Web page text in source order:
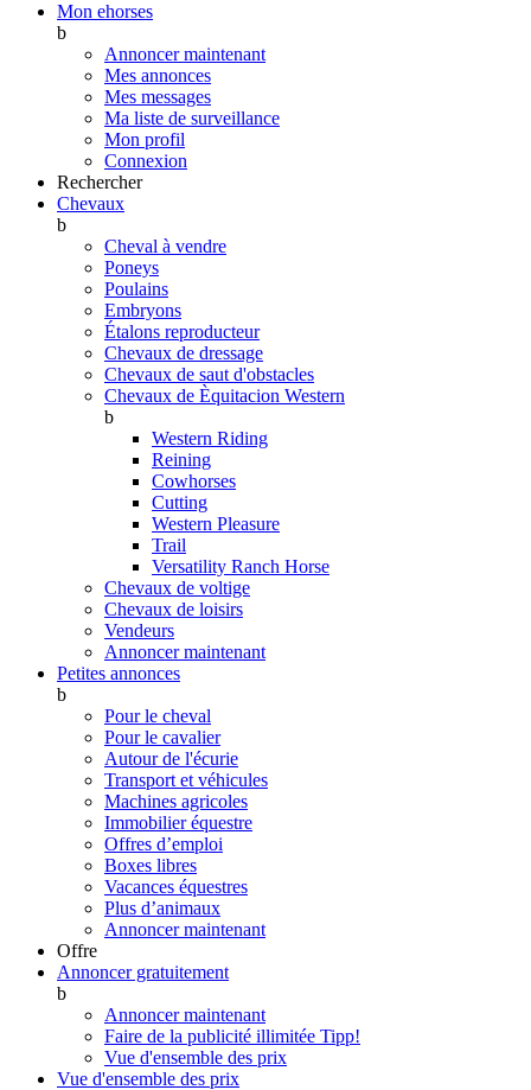
Mon ehorses
b
Annoncer maintenant
Mes annonces
Mes messages
Ma liste de surveillance
Mon profil
Connexion
Rechercher
Chevaux
b
Cheval à vendre
Poneys
Poulains
Embryons
Étalons reproducteur
Chevaux de dressage
Chevaux de saut d'obstacles
Chevaux de Èquitacion Western
b
Western Riding
Reining
Cowhorses
Cutting
Western Pleasure
Trail
Versatility Ranch Horse
Chevaux de voltige
Chevaux de loisirs
Vendeurs
Annoncer maintenant
Petites annonces
b
Pour le cheval
Pour le cavalier
Autour de l'écurie
Transport et véhicules
Machines agricoles
Immobilier équestre
Offres d’emploi
Boxes libres
Vacances équestres
Plus d’animaux
Annoncer maintenant
Offre
Annoncer gratuitement
b
Annoncer maintenant
Faire de la publicité illimitée Tipp!
Vue d'ensemble des prix
Vue d'ensemble des prix